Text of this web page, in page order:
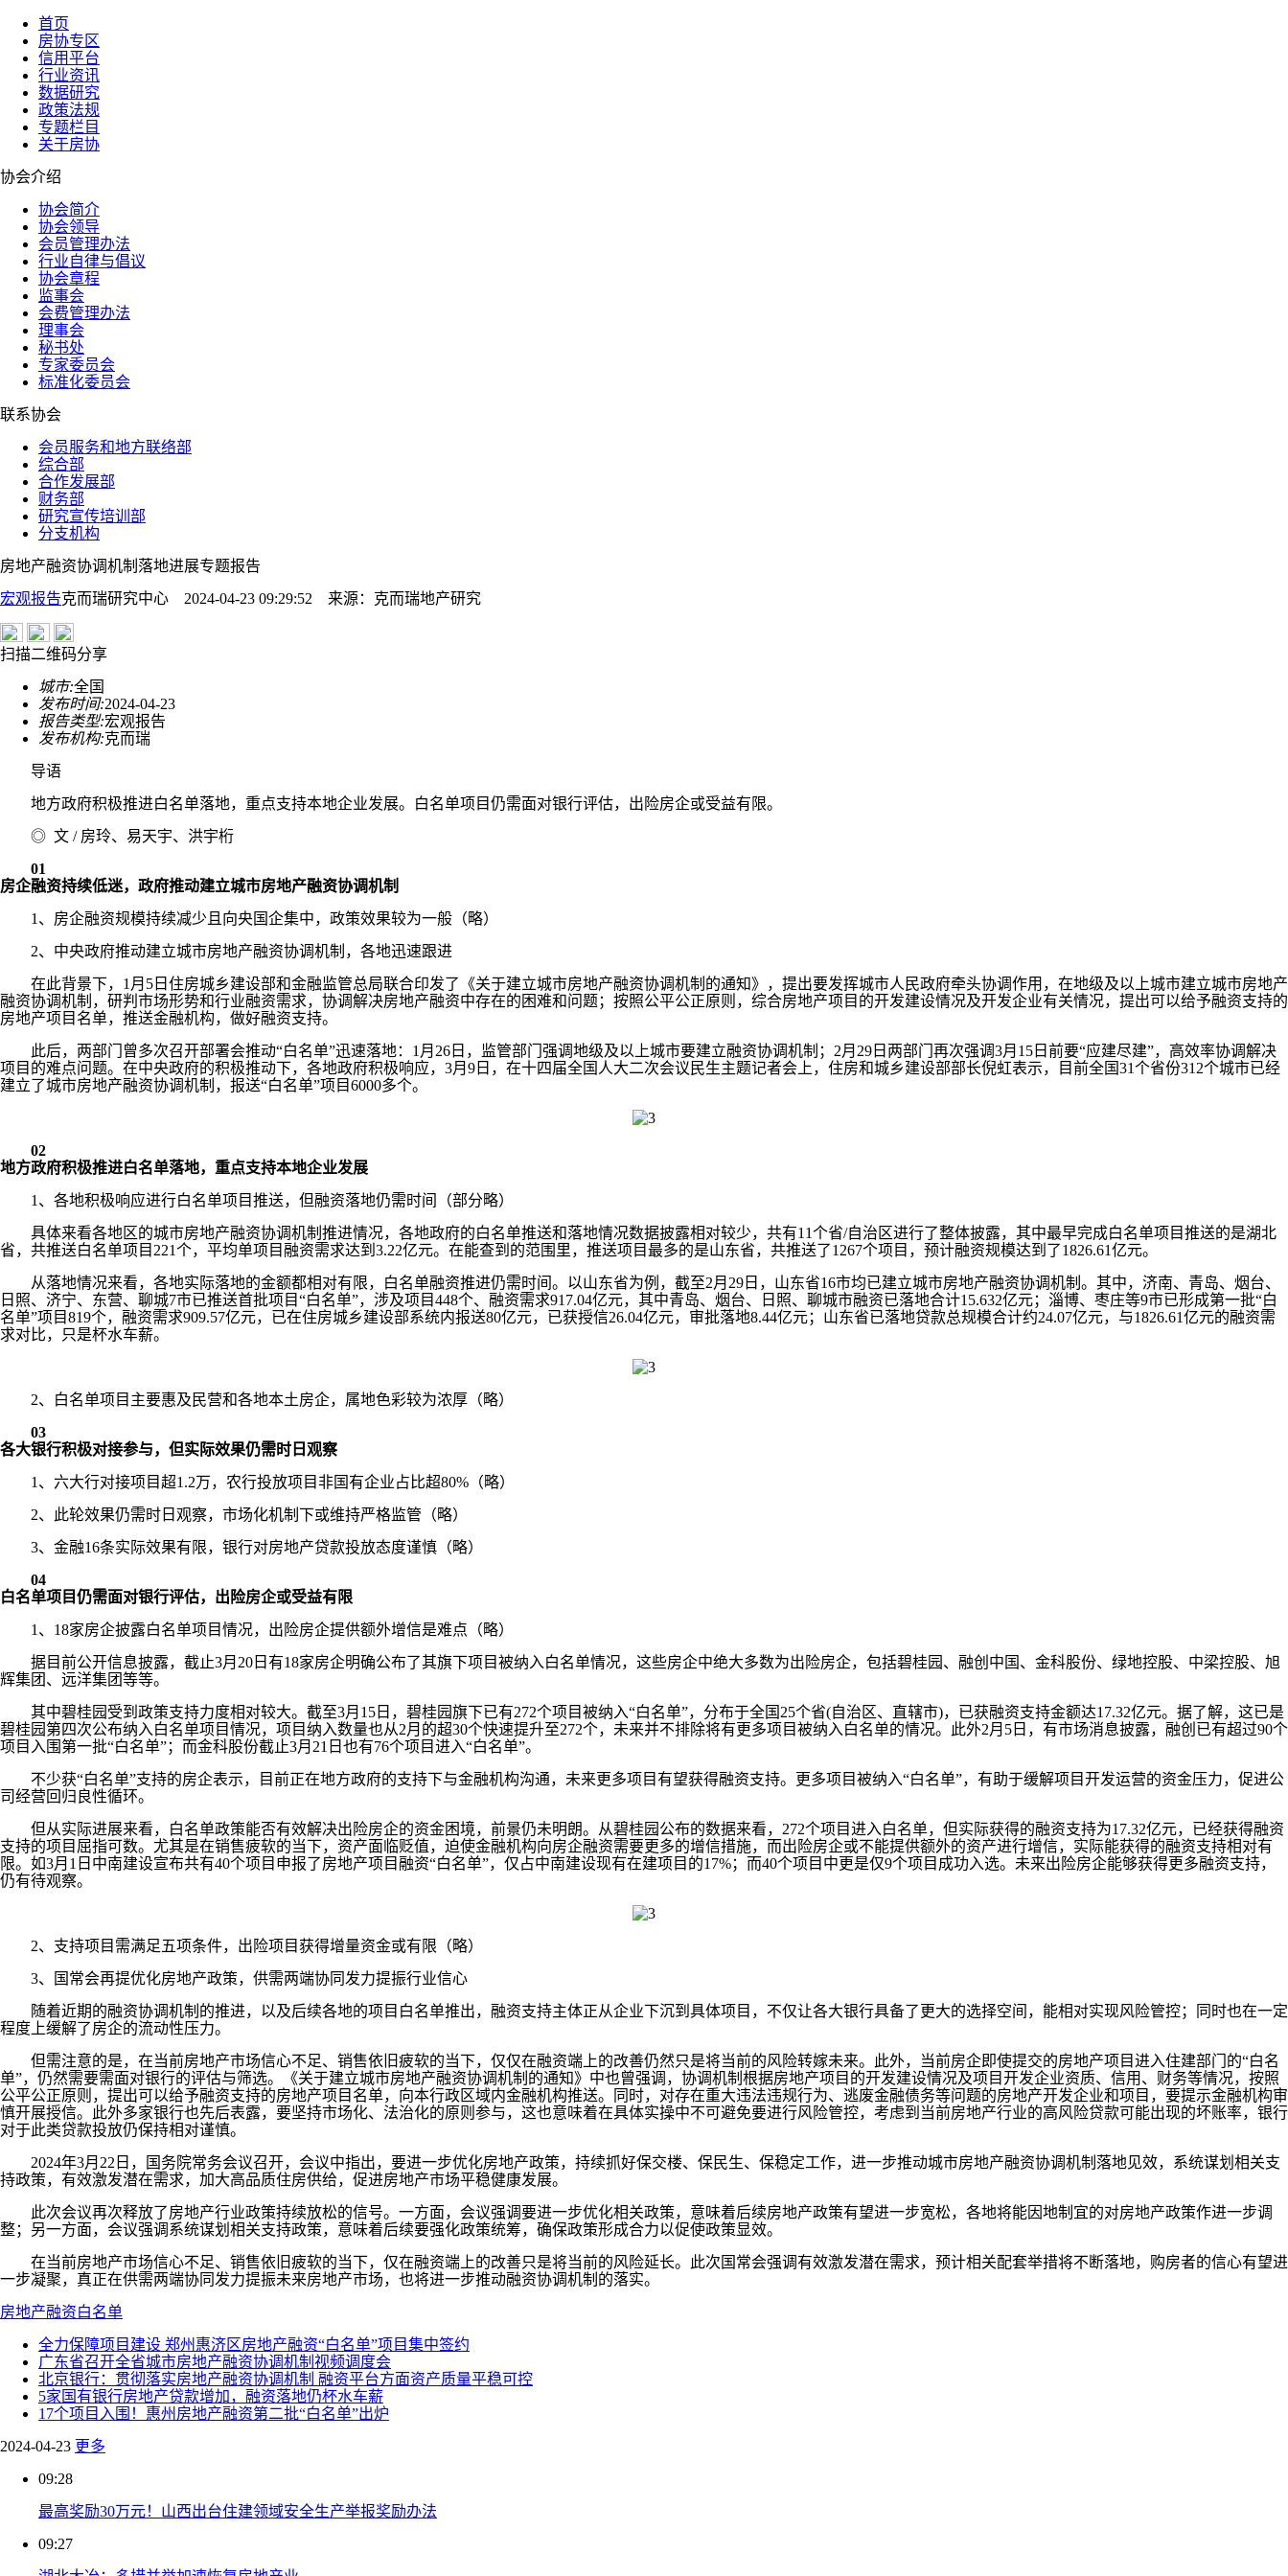
首页
房协专区
信用平台
行业资讯
数据研究
政策法规
专题栏目
关于房协
协会介绍
协会简介
协会领导
会员管理办法
行业自律与倡议
协会章程
监事会
会费管理办法
理事会
秘书处
专家委员会
标准化委员会
联系协会
会员服务和地方联络部
综合部
合作发展部
财务部
研究宣传培训部
分支机构
房地产融资协调机制落地进展专题报告
宏观报告克而瑞研究中心 2024-04-23 09:29:52 来源： 克而瑞地产研究
扫描二维码分享
城市:全国
发布时间:2024-04-23
报告类型:宏观报告
发布机构:克而瑞
导语
地方政府积极推进白名单落地，重点支持本地企业发展。白名单项目仍需面对银行评估，出险房企或受益有限。
◎ 文 / 房玲、易天宇、洪宇桁
01
房企融资持续低迷，政府推动建立城市房地产融资协调机制
1、房企融资规模持续减少且向央国企集中，政策效果较为一般（略）
2、中央政府推动建立城市房地产融资协调机制，各地迅速跟进
在此背景下，1月5日住房城乡建设部和金融监管总局联合印发了《关于建立城市房地产融资协调机制的通知》，提出要发挥城市人民政府牵头协调作用，在地级及以上城市建立城市房地产
融资协调机制，研判市场形势和行业融资需求，协调解决房地产融资中存在的困难和问题；按照公平公正原则，综合房地产项目的开发建设情况及开发企业有关情况，提出可以给予融资支持的
房地产项目名单，推送金融机构，做好融资支持。
此后，两部门曾多次召开部署会推动“白名单”迅速落地：1月26日，监管部门强调地级及以上城市要建立融资协调机制；2月29日两部门再次强调3月15日前要“应建尽建”，高效率协调解决
项目的难点问题。在中央政府的积极推动下，各地政府积极响应，3月9日，在十四届全国人大二次会议民生主题记者会上，住房和城乡建设部部长倪虹表示，目前全国31个省份312个城市已经
建立了城市房地产融资协调机制，报送“白名单”项目6000多个。
02
地方政府积极推进白名单落地，重点支持本地企业发展
1、各地积极响应进行白名单项目推送，但融资落地仍需时间（部分略）
具体来看各地区的城市房地产融资协调机制推进情况，各地政府的白名单推送和落地情况数据披露相对较少，共有11个省/自治区进行了整体披露，其中最早完成白名单项目推送的是湖北
省，共推送白名单项目221个，平均单项目融资需求达到3.22亿元。在能查到的范围里，推送项目最多的是山东省，共推送了1267个项目，预计融资规模达到了1826.61亿元。
从落地情况来看，各地实际落地的金额都相对有限，白名单融资推进仍需时间。以山东省为例，截至2月29日，山东省16市均已建立城市房地产融资协调机制。其中，济南、青岛、烟台、
日照、济宁、东营、聊城7市已推送首批项目“白名单”，涉及项目448个、融资需求917.04亿元，其中青岛、烟台、日照、聊城市融资已落地合计15.632亿元；淄博、枣庄等9市已形成第一批“白
名单”项目819个，融资需求909.57亿元，已在住房城乡建设部系统内报送80亿元，已获授信26.04亿元，审批落地8.44亿元；山东省已落地贷款总规模合计约24.07亿元，与1826.61亿元的融资需
求对比，只是杯水车薪。
2、白名单项目主要惠及民营和各地本土房企，属地色彩较为浓厚（略）
03
各大银行积极对接参与，但实际效果仍需时日观察
1、六大行对接项目超1.2万，农行投放项目非国有企业占比超80%（略）
2、此轮效果仍需时日观察，市场化机制下或维持严格监管（略）
3、金融16条实际效果有限，银行对房地产贷款投放态度谨慎（略）
04
白名单项目仍需面对银行评估，出险房企或受益有限
1、18家房企披露白名单项目情况，出险房企提供额外增信是难点（略）
据目前公开信息披露，截止3月20日有18家房企明确公布了其旗下项目被纳入白名单情况，这些房企中绝大多数为出险房企，包括碧桂园、融创中国、金科股份、绿地控股、中梁控股、旭
辉集团、远洋集团等等。
其中碧桂园受到政策支持力度相对较大。截至3月15日，碧桂园旗下已有272个项目被纳入“白名单”，分布于全国25个省(自治区、直辖市)，已获融资支持金额达17.32亿元。据了解，这已是
碧桂园第四次公布纳入白名单项目情况，项目纳入数量也从2月的超30个快速提升至272个，未来并不排除将有更多项目被纳入白名单的情况。此外2月5日，有市场消息披露，融创已有超过90个
项目入围第一批“白名单”；而金科股份截止3月21日也有76个项目进入“白名单”。
不少获“白名单”支持的房企表示，目前正在地方政府的支持下与金融机构沟通，未来更多项目有望获得融资支持。更多项目被纳入“白名单”，有助于缓解项目开发运营的资金压力，促进公
司经营回归良性循环。
但从实际进展来看，白名单政策能否有效解决出险房企的资金困境，前景仍未明朗。从碧桂园公布的数据来看，272个项目进入白名单，但实际获得的融资支持为17.32亿元，已经获得融资
支持的项目屈指可数。尤其是在销售疲软的当下，资产面临贬值，迫使金融机构向房企融资需要更多的增信措施，而出险房企或不能提供额外的资产进行增信，实际能获得的融资支持相对有
限。如3月1日中南建设宣布共有40个项目申报了房地产项目融资“白名单”，仅占中南建设现有在建项目的17%；而40个项目中更是仅9个项目成功入选。未来出险房企能够获得更多融资支持，
仍有待观察。
2、支持项目需满足五项条件，出险项目获得增量资金或有限（略）
3、国常会再提优化房地产政策，供需两端协同发力提振行业信心
随着近期的融资协调机制的推进，以及后续各地的项目白名单推出，融资支持主体正从企业下沉到具体项目，不仅让各大银行具备了更大的选择空间，能相对实现风险管控；同时也在一定
程度上缓解了房企的流动性压力。
但需注意的是，在当前房地产市场信心不足、销售依旧疲软的当下，仅仅在融资端上的改善仍然只是将当前的风险转嫁未来。此外，当前房企即使提交的房地产项目进入住建部门的“白名
单”，仍然需要需面对银行的评估与筛选。《关于建立城市房地产融资协调机制的通知》中也曾强调，协调机制根据房地产项目的开发建设情况及项目开发企业资质、信用、财务等情况，按照
公平公正原则，提出可以给予融资支持的房地产项目名单，向本行政区域内金融机构推送。同时，对存在重大违法违规行为、逃废金融债务等问题的房地产开发企业和项目，要提示金融机构审
慎开展授信。此外多家银行也先后表露，要坚持市场化、法治化的原则参与，这也意味着在具体实操中不可避免要进行风险管控，考虑到当前房地产行业的高风险贷款可能出现的坏账率，银行
对于此类贷款投放仍保持相对谨慎。
2024年3月22日，国务院常务会议召开，会议中指出，要进一步优化房地产政策，持续抓好保交楼、保民生、保稳定工作，进一步推动城市房地产融资协调机制落地见效，系统谋划相关支
持政策，有效激发潜在需求，加大高品质住房供给，促进房地产市场平稳健康发展。
此次会议再次释放了房地产行业政策持续放松的信号。一方面，会议强调要进一步优化相关政策，意味着后续房地产政策有望进一步宽松，各地将能因地制宜的对房地产政策作进一步调
整；另一方面，会议强调系统谋划相关支持政策，意味着后续要强化政策统筹，确保政策形成合力以促使政策显效。
在当前房地产市场信心不足、销售依旧疲软的当下，仅在融资端上的改善只是将当前的风险延长。此次国常会强调有效激发潜在需求，预计相关配套举措将不断落地，购房者的信心有望进
一步凝聚，真正在供需两端协同发力提振未来房地产市场，也将进一步推动融资协调机制的落实。
房地产融资白名单
全力保障项目建设 郑州惠济区房地产融资“白名单”项目集中签约
广东省召开全省城市房地产融资协调机制视频调度会
北京银行：贯彻落实房地产融资协调机制 融资平台方面资产质量平稳可控
5家国有银行房地产贷款增加，融资落地仍杯水车薪
17个项目入围！惠州房地产融资第二批“白名单”出炉
2024-04-23 更多
09:28
最高奖励30万元！山西出台住建领域安全生产举报奖励办法
09:27